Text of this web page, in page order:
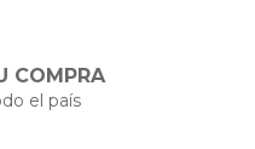
COMPRA
el país